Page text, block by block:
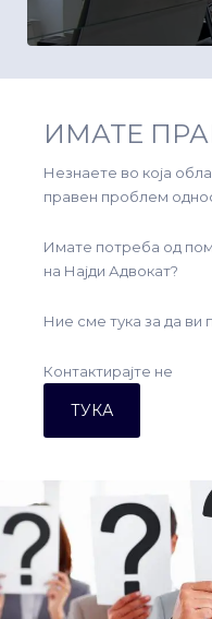
ИМАТЕ
Незнаете во која
правен проблем
Имате потреба од
на Најди Адвокат?
Ние сме тука за да ви
Контактирајте не
ТУКА